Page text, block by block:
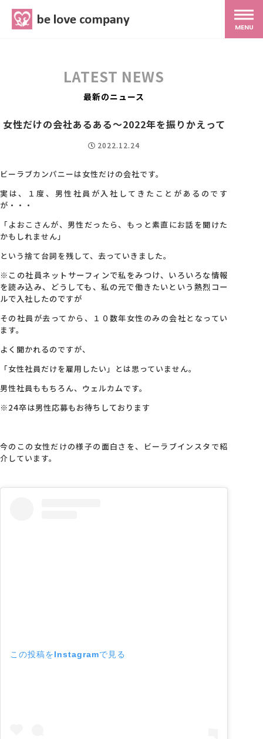
MENU
MG研修
会社概要
アクセス
採用情報
お問い合わせ
LATEST NEWS
最新のニュース
女性だけの会社あるある～2022年を振りかえって
2022.12.24
ビーラブカンパニーは女性だけの会社です。
実は、１度、男性社員が入社してきたことがあるのです
が・・・
「よおこさんが、男性だったら、もっと素直にお話を聞けた
かもしれません」
という捨て台詞を残して、去っていきました。
※この社員ネットサーフィンで私をみつけ、いろいろな情報
を読み込み、どうしても、私の元で働きたいという熱烈コー
ルで入社したのですが
その社員が去ってから、１０数年女性のみの会社となってい
ます。
よく聞かれるのですが、
「女性社員だけを雇用したい」とは思っていません。
男性社員ももちろん、ウェルカムです。
※24卒は男性応募もお待ちしております
今のこの女性だけの様子の面白さを、ビーラブインスタで紹
介しています。
この投稿をInstagramで見る